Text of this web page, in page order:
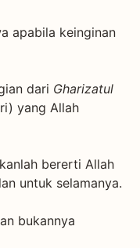
apabila keinginan
dari Gharizatul
yang Allah
bererti Allah
untuk selamanya.
bukannya